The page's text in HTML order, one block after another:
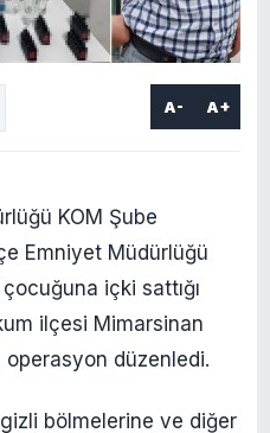
A- A+
KOM Şube
Emniyet Müdürlüğü
içki sattığı
ilçesi Mimarsinan
operasyon düzenledi.
bölmelerine ve diğer